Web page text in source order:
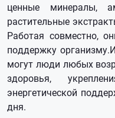
ценные минералы,
растительные
Работая совместно,
поддержку
могут люди любых
здоровья,
энергетической
дня.